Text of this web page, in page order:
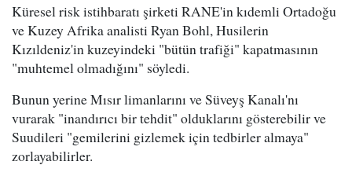
Küresel risk istihbaratı şirketi RANE'in kıdemli Ortadoğu
ve Kuzey Afrika analisti Ryan Bohl, Husilerin
Kızıldeniz'in kuzeyindeki "bütün trafiği" kapatmasının
"muhtemel olmadığını" söyledi.
Bunun yerine Mısır limanlarını ve Süveyş Kanalı'nı
vurarak "inandırıcı bir tehdit" olduklarını gösterebilir ve
Suudileri "gemilerini gizlemek için tedbirler almaya"
zorlayabilirler.